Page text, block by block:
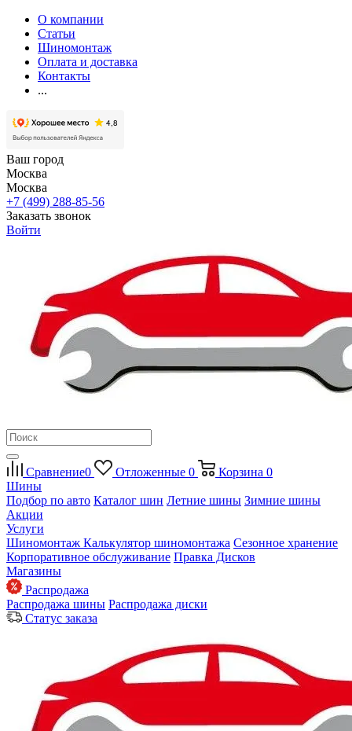
О компании
Статьи
Шиномонтаж
Оплата и доставка
Контакты
...
Ваш город
Москва
Москва
+7 (499) 288-85-56
Заказать звонок
Войти
Сравнение0 Отложенные 0 Корзина 0
Шины
Подбор по авто Каталог шин Летние шины Зимние шины
Акции
Услуги
Шиномонтаж Калькулятор шиномонтажа Сезонное хранение
Корпоративное обслуживание Правка Дисков
Магазины
Распродажа
Распродажа шины Распродажа диски
Статус заказа